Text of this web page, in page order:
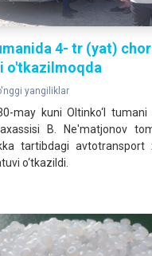
4- tr (yat)
o'tkazilmoqda
yangiliklar
may kuni Oltinko‘l tumani
B. Ne'matjonov
tartibdagi avtotransport
o‘tkazildi.